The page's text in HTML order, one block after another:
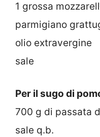
1 grossa
parmigiano
olio extravergine
sale
Per il sugo di
700 g di passata
sale q.b.